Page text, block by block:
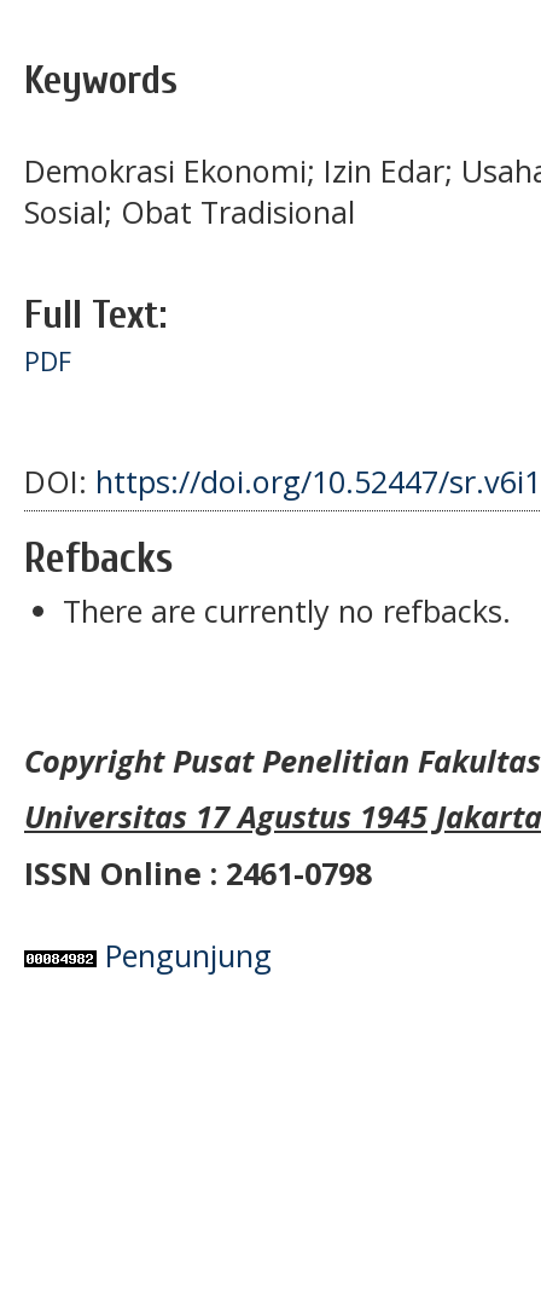
Keywords
Demokrasi Ekonomi; Izin Edar;
Sosial; Obat Tradisional
Full Text:
PDF
DOI: https://doi.org/10.52447/
Refbacks
There are currently no refbacks.
Copyright Pusat Penelitian
Universitas 17 Agustus 1945 Jakarta
ISSN Online : 2461-0798
Pengunjung